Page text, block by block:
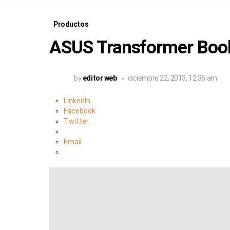
Productos
ASUS Transformer
by editor web diciembre 22, 2013, 12:36 am
LinkedIn
Facebook
Twitter
Email